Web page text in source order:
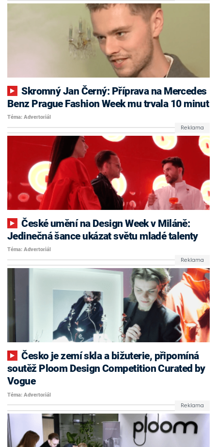
Skromný Jan Černý: Příprava na Mercedes
Benz Prague Fashion Week mu trvala 10 minut
Téma: Advertoriál
České umění na Design Week v Miláně:
Jedinečná šance ukázat světu mladé talenty
Téma: Advertoriál
Česko je zemí skla a bižuterie, připomíná
soutěž Ploom Design Competition Curated by
Vogue
Téma: Advertoriál